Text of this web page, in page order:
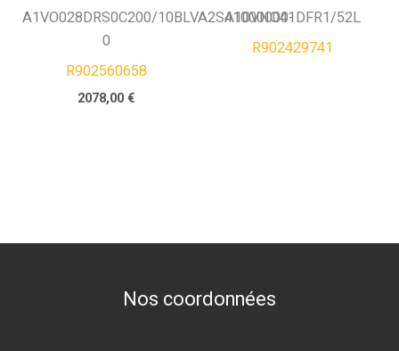
A1VO028DRS0C200/10BLVA2S41000000-
0
R902560658
2078,00€
A10VNO41DFR1/52L
R902429741
Nos coordonnées